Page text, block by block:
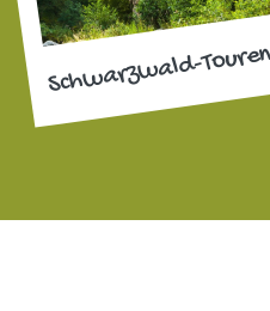
Schwarzwald-Touren